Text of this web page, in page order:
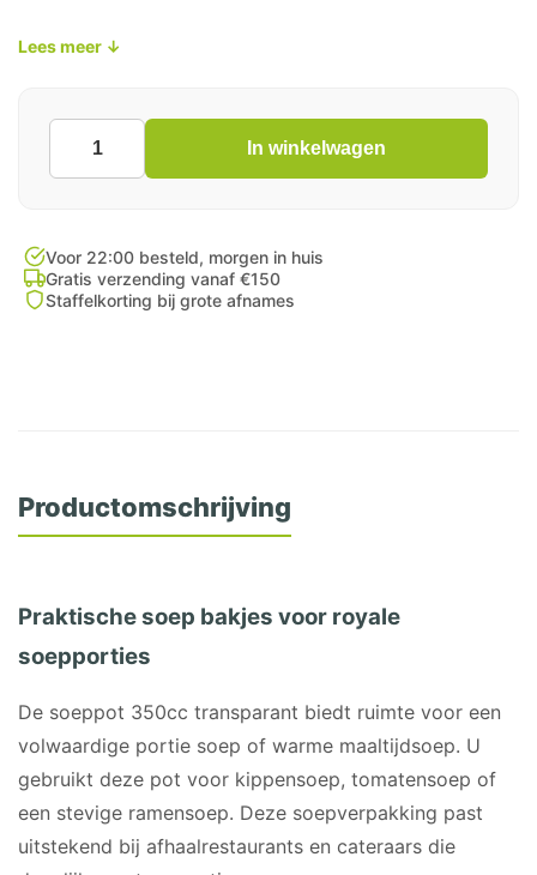
Lees meer ↓
Soeppot
350cc
aantal
In winkelwagen
Voor 22:00 besteld, morgen in huis
Gratis verzending vanaf €150
Staffelkorting bij grote afnames
Productomschrijving
Praktische soep bakjes voor royale
soepporties
De soeppot 350cc transparant biedt ruimte voor een
volwaardige portie soep of warme maaltijdsoep. U
gebruikt deze pot voor kippensoep, tomatensoep of
een stevige ramensoep. Deze soepverpakking past
uitstekend bij afhaalrestaurants en cateraars die